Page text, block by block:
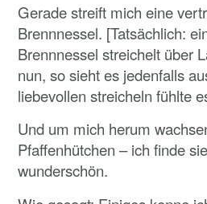
Gerade streift mich eine
Brennnessel. [Tatsächlich:
Brennnessel streichelt über
nun, so sieht es jedenfalls
liebevollen streicheln fühlte
Und um mich herum
Pfaffenhütchen – ich finde
wunderschön.